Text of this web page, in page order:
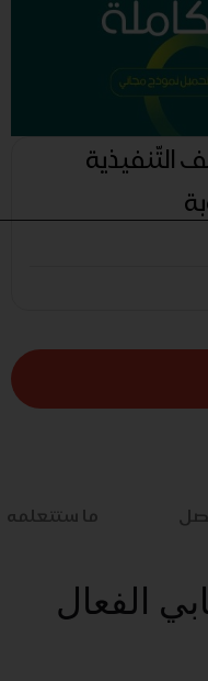
التّنفيذية
ما ستتعلمه
الفعال